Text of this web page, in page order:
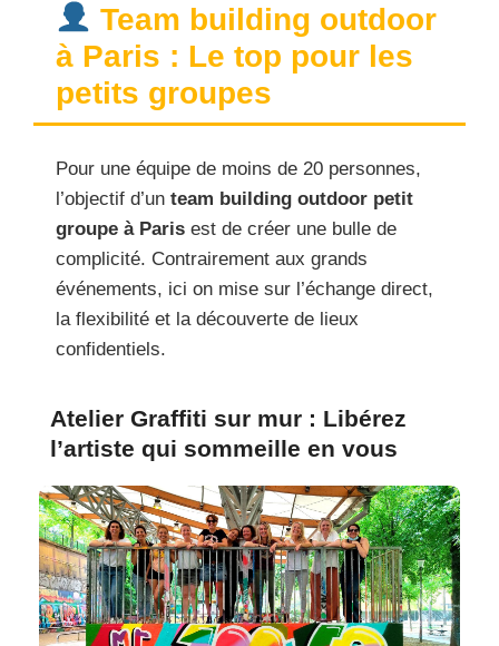
Team building outdoor
à Paris : Le top pour les
petits groupes
Pour une équipe de moins de 20 personnes,
l’objectif d’un team building outdoor petit
groupe à Paris est de créer une bulle de
complicité. Contrairement aux grands
événements, ici on mise sur l’échange direct,
la flexibilité et la découverte de lieux
confidentiels.
Atelier Graffiti sur mur : Libérez
l’artiste qui sommeille en vous